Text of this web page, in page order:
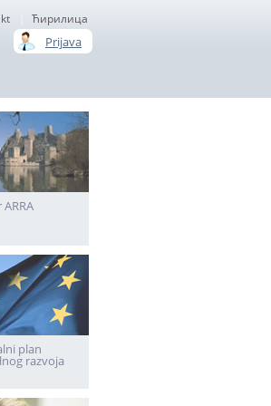
Ћирилица
Prijava
plan
razvoja